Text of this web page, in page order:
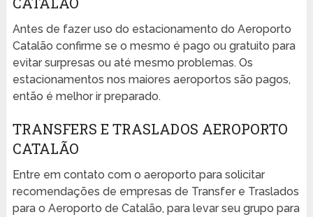
Antes de fazer uso do estacionamento do Aeroporto
Catalão confirme se o mesmo é pago ou gratuito para
evitar surpresas ou até mesmo problemas. Os
estacionamentos nos maiores aeroportos são pagos,
então é melhor ir preparado.
TRANSFERS E TRASLADOS AEROPORTO
CATALÃO
Entre em contato com o aeroporto para solicitar
recomendações de empresas de Transfer e Traslados
para o Aeroporto de Catalão, para levar seu grupo para